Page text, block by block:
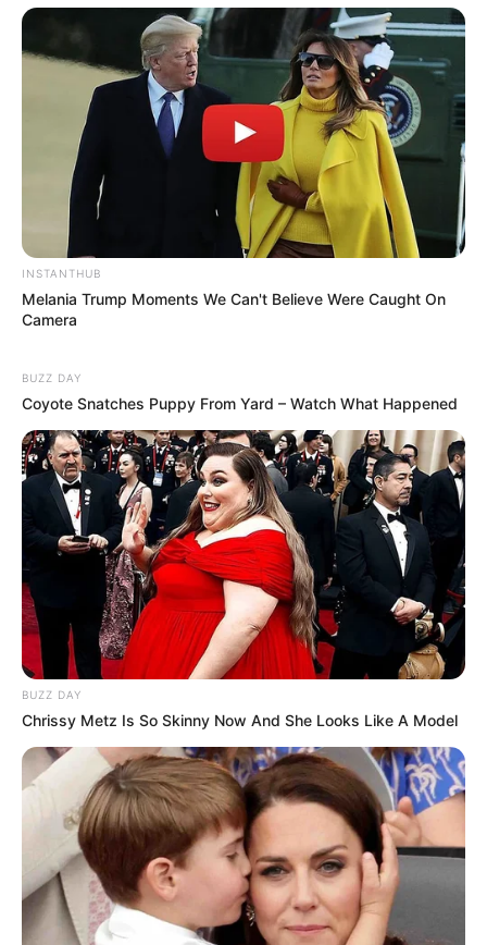
INSTANTHUB
Melania Trump Moments We Can't Believe Were Caught On
Camera
BUZZ DAY
Coyote Snatches Puppy From Yard – Watch What Happened
BUZZ DAY
Chrissy Metz Is So Skinny Now And She Looks Like A Model